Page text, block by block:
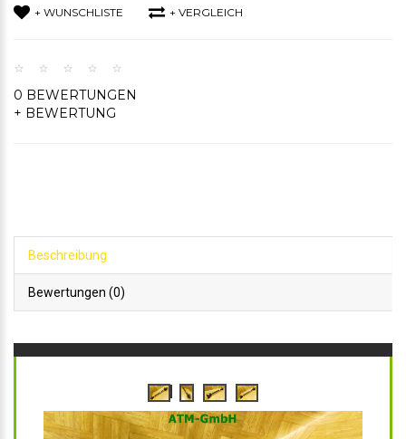
+ WUNSCHLISTE + VERGLEICH
0 BEWERTUNGEN
+ BEWERTUNG
Beschreibung
Bewertungen (0)